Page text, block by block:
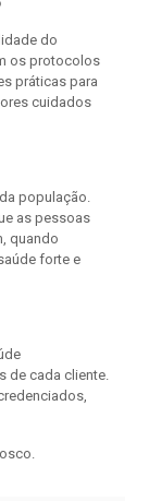
do
os protocolos
práticas para
cuidados
população.
as pessoas
quando
forte e
de cada cliente.